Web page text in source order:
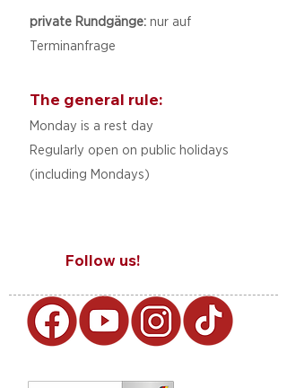
private Rundgänge: nur auf
Terminanfrage
The general rule:
Monday is a rest day
Regularly open on public holidays
(including Mondays)
Follow us!